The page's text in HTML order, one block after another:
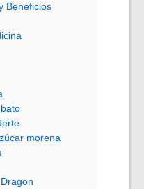
Beneficios
morena